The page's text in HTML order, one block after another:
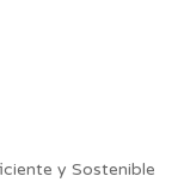
y Sostenible